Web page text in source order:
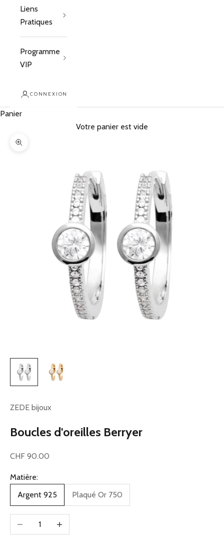
Liens
Pratiques
Programme
VIP
CONNEXION
Panier
Votre panier est vide
Zoomer sur l'image
ZEDE bijoux
Boucles d'oreilles Berryer
Prix de vente
CHF 90.00
Matière:
Argent 925
Plaqué Or 750
Diminuer la quantitéAugmenter la quantité